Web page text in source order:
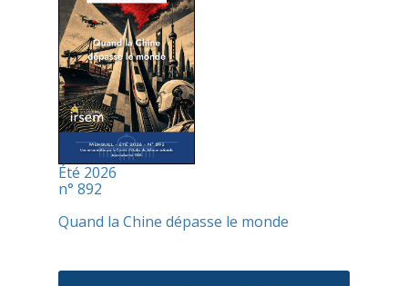
Été 2026
n° 892
Quand la Chine dépasse le monde